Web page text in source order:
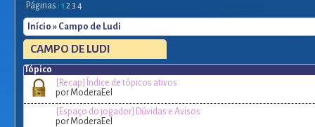
Páginas : 1 23 4
Início » Campo de Ludi
CAMPO DE LUDI
Tópico
[Recap] Índice de tópicos ativos
por ModeraEel
[Espaço do jogador] Dúvidas e Avisos
por ModeraEel